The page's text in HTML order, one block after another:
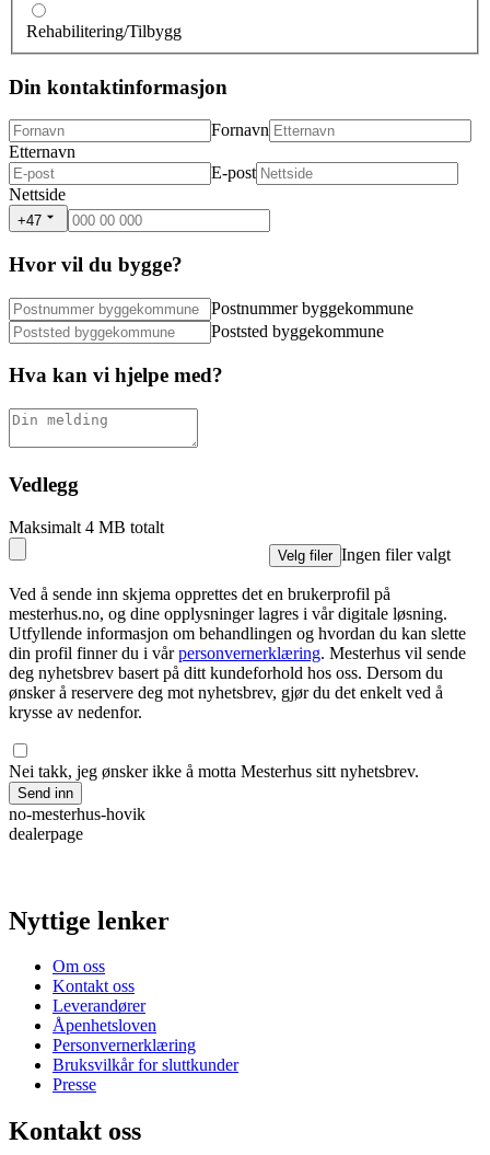
Rehabilitering/Tilbygg
Din kontaktinformasjon
Fornavn
Etternavn
E-post
Nettside
+47
Hvor vil du bygge?
Postnummer byggekommune
Poststed byggekommune
Hva kan vi hjelpe med?
Vedlegg
Maksimalt 4 MB totalt
Velg filer Ingen filer valgt
Ved å sende inn skjema opprettes det en brukerprofil på
mesterhus.no, og dine opplysninger lagres i vår digitale løsning.
Utfyllende informasjon om behandlingen og hvordan du kan slette
din profil finner du i vår personvernerklæring. Mesterhus vil sende
deg nyhetsbrev basert på ditt kundeforhold hos oss. Dersom du
ønsker å reservere deg mot nyhetsbrev, gjør du det enkelt ved å
krysse av nedenfor.
Nei takk, jeg ønsker ikke å motta Mesterhus sitt nyhetsbrev.
Send inn
no-mesterhus-hovik
dealerpage
Nyttige lenker
Om oss
Kontakt oss
Leverandører
Åpenhetsloven
Personvernerklæring
Bruksvilkår for sluttkunder
Presse
Kontakt oss